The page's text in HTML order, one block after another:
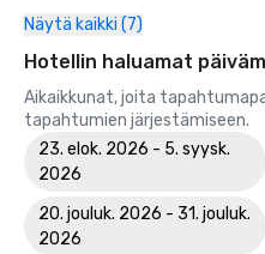
Näytä kaikki (7)
Hotellin haluamat
Aikaikkunat, joita
tapahtumien järjestämiseen.
23. elok. 2026 - 5. syysk.
2026
20. jouluk. 2026 - 31. jouluk.
2026